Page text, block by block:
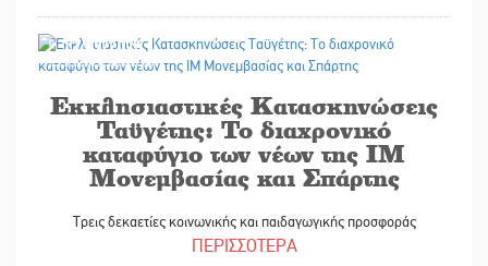
13/07/2026
Εκκλησιαστικές Κατασκηνώσεις
Ταϋγέτης: Το διαχρονικό
καταφύγιο των νέων της ΙΜ
Μονεμβασίας και Σπάρτης
Τρεις δεκαετίες κοινωνικής και παιδαγωγικής προσφοράς
ΠΕΡΙΣΣΟΤΕΡΑ